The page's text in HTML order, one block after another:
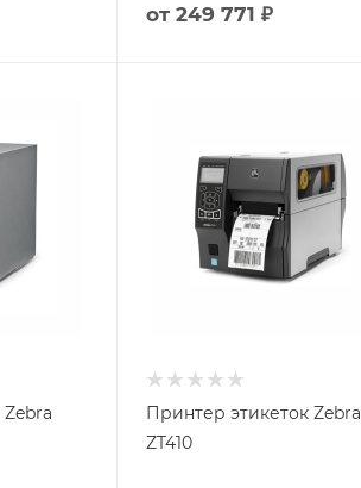
от 249 771 ₽
Принтер этикеток Zebra
ZT410